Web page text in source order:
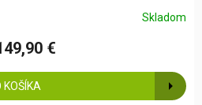
Skladom
€
KOŠÍKA